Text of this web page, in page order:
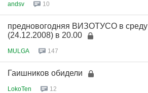
andsv 10
предновогодняя ВИЗОТУСО в среду
(24.12.2008) в 20.00
MULGA 147
Гаишников обидели
LokoTen 12